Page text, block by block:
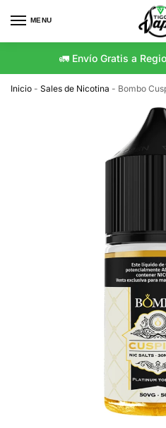
MENU
🚛 Envío Gratis a
Inicio - Sales de Nicotina - Bombo